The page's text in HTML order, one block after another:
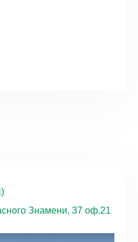
Знамени, 37 оф.21